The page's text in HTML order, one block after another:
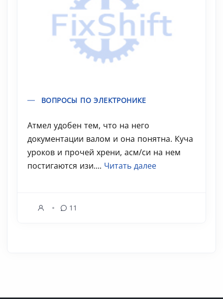
ВОПРОСЫ ПО ЭЛЕКТРОНИКЕ
Атмел удобен тем, что на него
документации валом и она понятна. Куча
уроков и прочей хрени, асм/си на нем
постигаются изи.... Читать далее
11